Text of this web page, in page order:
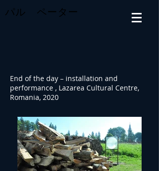
パル ペーター
End of the day – installation and
performance , Lazarea Cultural Centre,
Romania, 2020